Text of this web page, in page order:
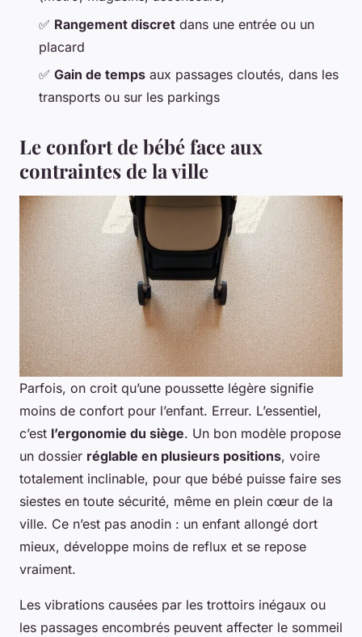
✅ Rangement discret dans une entrée ou un
placard
✅ Gain de temps aux passages cloutés, dans les
transports ou sur les parkings
Le confort de bébé face aux
contraintes de la ville
Parfois, on croit qu’une poussette légère signifie
moins de confort pour l’enfant. Erreur. L’essentiel,
c’est l’ergonomie du siège. Un bon modèle propose
un dossier réglable en plusieurs positions, voire
totalement inclinable, pour que bébé puisse faire ses
siestes en toute sécurité, même en plein cœur de la
ville. Ce n’est pas anodin : un enfant allongé dort
mieux, développe moins de reflux et se repose
vraiment.
Les vibrations causées par les trottoirs inégaux ou
les passages encombrés peuvent affecter le sommeil